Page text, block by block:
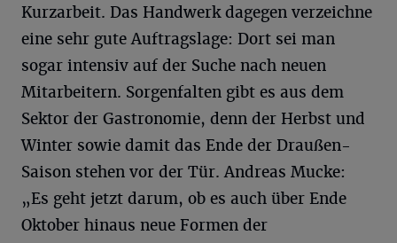
Kurzarbeit. Das Handwerk dagegen verzeichne
eine sehr gute Auftragslage: Dort sei man
sogar intensiv auf der Suche nach neuen
Mitarbeitern. Sorgenfalten gibt es aus dem
Sektor der Gastronomie, denn der Herbst und
Winter sowie damit das Ende der Draußen-
Saison stehen vor der Tür. Andreas Mucke:
„Es geht jetzt darum, ob es auch über Ende
Oktober hinaus neue Formen der